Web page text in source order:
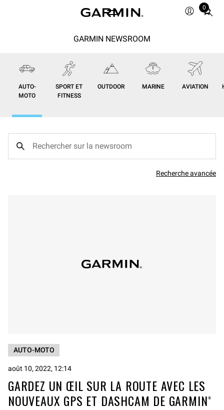
0
Total
GARMIN NEWSROOM
AUTO-
MOTO
SPORT ET
FITNESS
OUTDOOR MARINE AVIATION
Recherche avancée
AUTO-MOTO
août 10, 2022, 12:14
GARDEZ UN ŒIL SUR LA ROUTE AVEC LES
NOUVEAUX GPS ET DASHCAM DE GARMIN®